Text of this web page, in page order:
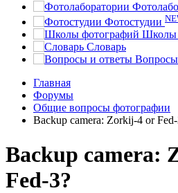
Фотостудии
Школы
Словарь
Главная
Форумы
Общие вопросы фотографии
Backup camera: Zorkij-4 or
Backup camera:
Fed-3?